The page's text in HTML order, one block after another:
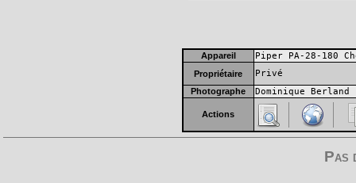
Appareil Piper PA-28-180
Propriétaire Privé
Photographe Dominique Berland
Actions
Pas